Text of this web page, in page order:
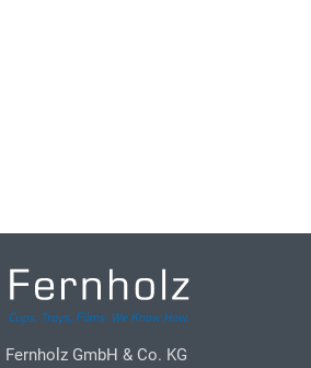
Fernholz GmbH & Co. KG